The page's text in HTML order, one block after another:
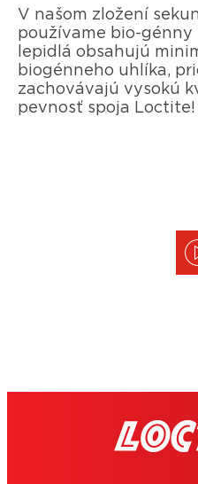
V našom zložení
používame bio-génny
lepidlá obsahujú
biogénneho uhlíka,
zachovávajú vysokú
pevnosť spoja Loctite!